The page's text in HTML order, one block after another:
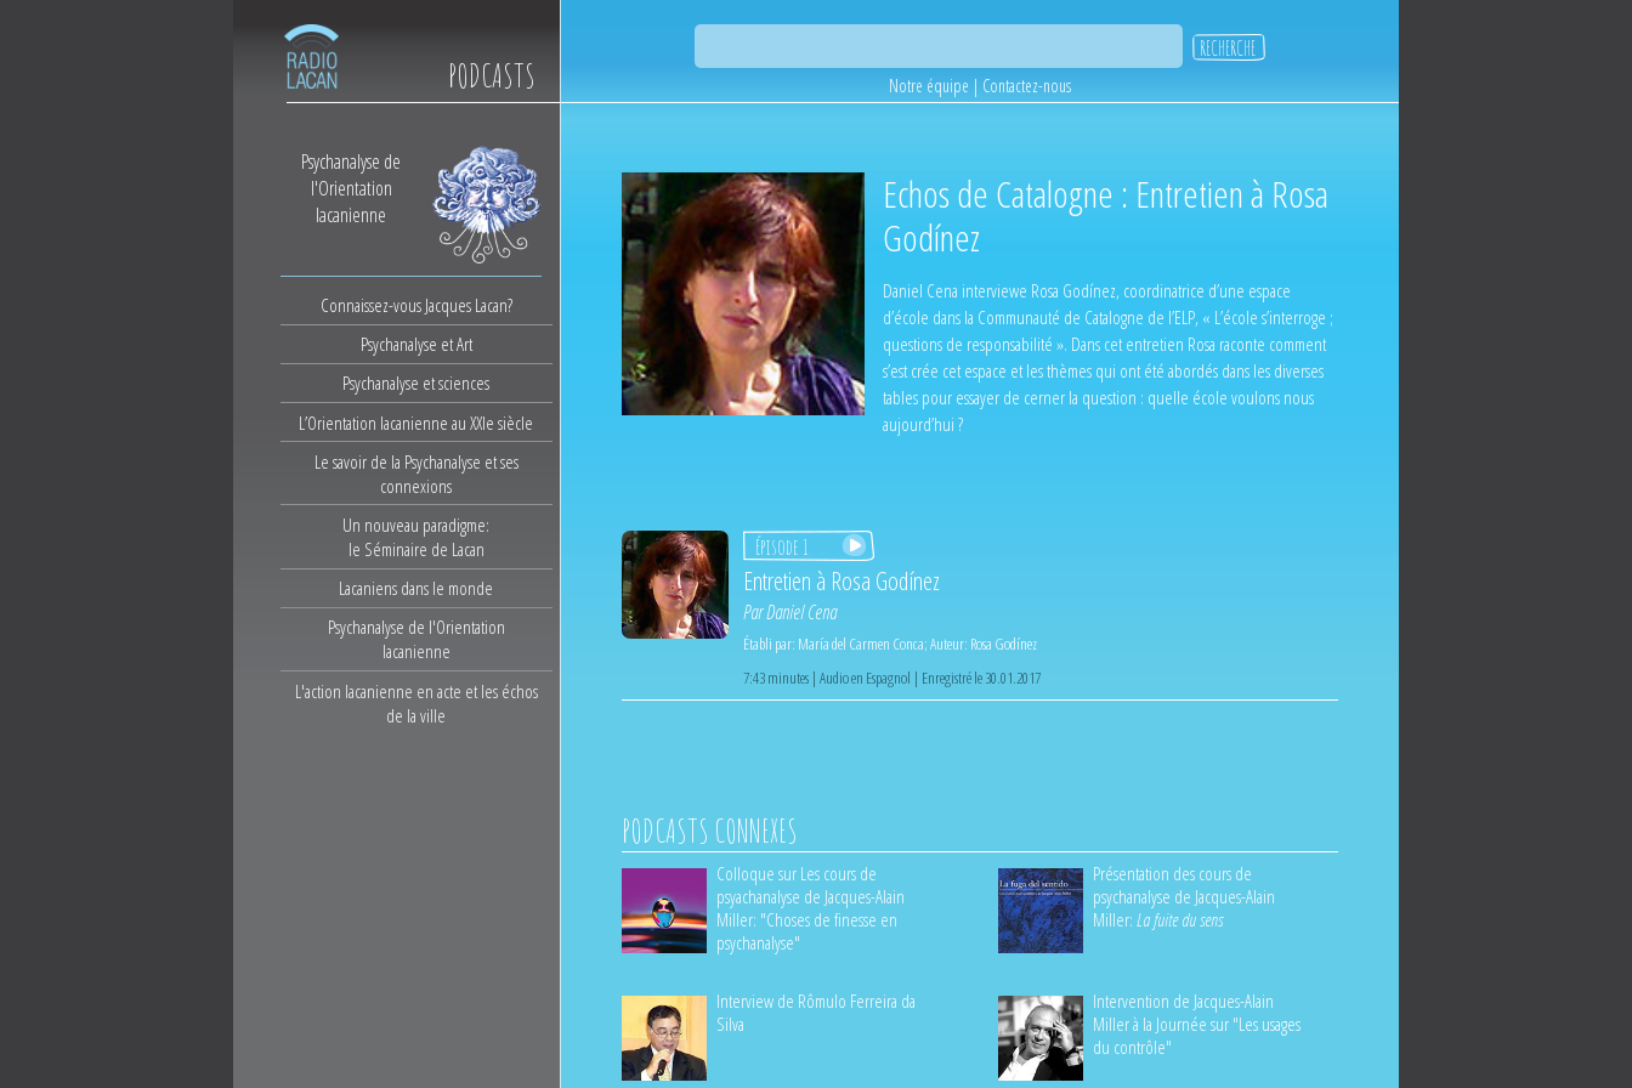
PODCASTS
Psychanalyse de
l'Orientation
lacanienne
Connaissez-vous Jacques Lacan?
Psychanalyse et Art
Psychanalyse et sciences
L’Orientation lacanienne au XXIe siècle
Le savoir de la Psychanalyse et ses
connexions
Un nouveau paradigme:
le Séminaire de Lacan
Lacaniens dans le monde
Psychanalyse de l'Orientation
lacanienne
L'action lacanienne en acte et les échos
de la ville
Notre équipe | Contactez-nous
Echos de Catalogne : Entretien à Rosa
Godínez
Daniel Cena interviewe Rosa Godínez, coordinatrice d’une espace
d’école dans la Communauté de Catalogne de l’ELP, « L’école s’interroge ;
questions de responsabilité ». Dans cet entretien Rosa raconte comment
s’est crée cet espace et les thèmes qui ont été abordés dans les diverses
tables pour essayer de cerner la question : quelle école voulons nous
aujourd’hui ?
Épisode 1
Entretien à Rosa Godínez
ParDaniel Cena
Établi par: María del Carmen Conca;Auteur: Rosa Godínez
7:43 minutes | Audio en Espagnol | Enregistré le 30.01.2017
PODCASTS CONNEXES
Colloque sur Les cours de
psyachanalyse de Jacques-Alain
Miller: "Choses de finesse en
psychanalyse"
Présentation des cours de
psychanalyse de Jacques-Alain
Miller:La fuite du sens
Interview de Rômulo Ferreira da
Silva
Intervention de Jacques-Alain
Miller à la Journée sur "Les usages
du contrôle"